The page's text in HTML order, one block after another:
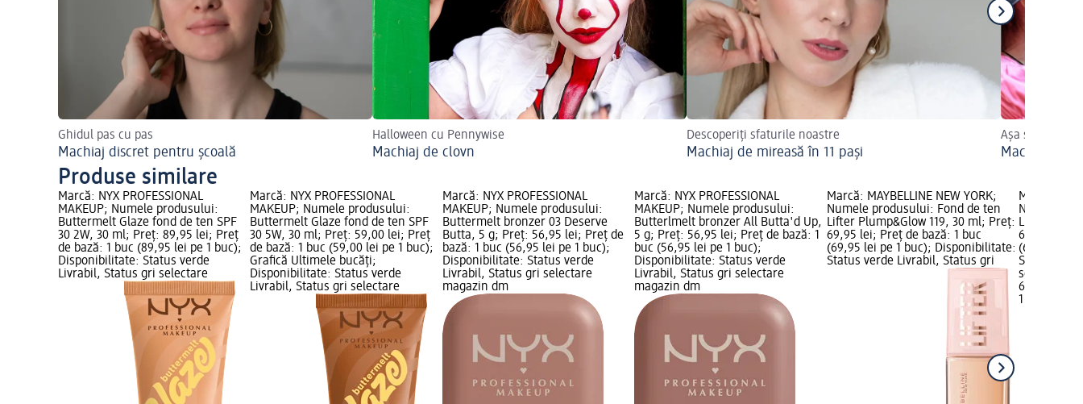
Ghidul pas cu pas
Machiaj discret pentru școală
Halloween cu Pennywise
Machiaj de clovn
Descoperiți sfaturile noastre
Machiaj de mireasă în 11 pași
Așa se face!
Machiajul
Produse similare
Marcă: NYX PROFESSIONAL
MAKEUP; Numele produsului:
Buttermelt Glaze fond de ten SPF
30 2W, 30 ml; Preț: 89,95 lei; Preț
de bază: 1 buc (89,95 lei pe 1 buc);
Disponibilitate: Status verde
Livrabil, Status gri selectare
Marcă: NYX PROFESSIONAL
MAKEUP; Numele produsului:
Buttermelt Glaze fond de ten SPF
30 5W, 30 ml; Preț: 59,00 lei; Preț
de bază: 1 buc (59,00 lei pe 1 buc);
Grafică Ultimele bucăți;
Disponibilitate: Status verde
Livrabil, Status gri selectare
Marcă: NYX PROFESSIONAL
MAKEUP; Numele produsului:
Buttermelt bronzer 03 Deserve
Butta, 5 g; Preț: 56,95 lei; Preț de
bază: 1 buc (56,95 lei pe 1 buc);
Disponibilitate: Status verde
Livrabil, Status gri selectare
magazin dm
Marcă: NYX PROFESSIONAL
MAKEUP; Numele produsului:
Butterlmelt bronzer All Butta'd Up,
5 g; Preț: 56,95 lei; Preț de bază: 1
buc (56,95 lei pe 1 buc);
Disponibilitate: Status verde
Livrabil, Status gri selectare
magazin dm
Marcă: MAYBELLINE NEW YORK;
Numele produsului: Fond de ten
Lifter Plump&Glow 119, 30 ml; Preț:
69,95 lei; Preț de bază: 1 buc
(69,95 lei pe 1 buc); Disponibilitate:
Status verde Livrabil, Status gri
Marcă:
Numele
Lifter
69,95 lei;
(69,95 lei
Status
selectare
69,95 lei
1 buc